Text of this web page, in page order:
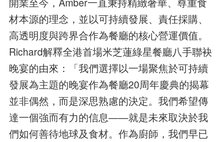
材本源的理念，並以可持續發展、責任採購、
高透明度與跨界合作為餐廳的核心營運價值。
Richard解釋全港首場米芝蓮綠星餐廳八手聯袂
晚宴的由來：「我們選擇以一場聚焦於可持續
發展為主題的晚宴作為餐廳20周年慶典的揭幕
並非偶然，而是深思熟慮的決定。我們希望傳
達一個強而有力的信息——就是未來取決於我
們如何善待地球及食材。作為廚師，我們早已